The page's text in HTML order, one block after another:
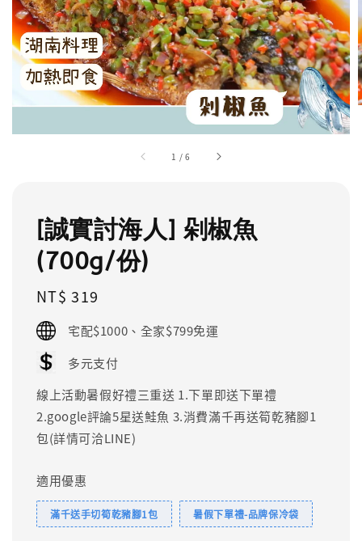
1 /6
[誠實討海人] 剁椒魚
(700g/份)
Regular
price
NT$ 319
宅配$1000、全家$799免運
多元支付
線上活動暑假好禮三重送 1.下單即送下單禮
2.google評論5星送鮭魚 3.消費滿千再送筍乾豬腳1
包(詳情可洽LINE)
適用優惠
滿千送手切筍乾豬腳1包 暑假下單禮-品牌保冷袋